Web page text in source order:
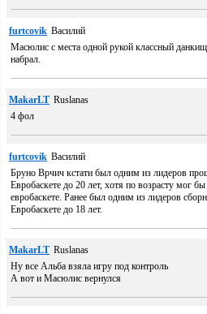
furtcovik Василий
Масюлис с места одной рукой классный
набрал.
MakarLT Ruslanas
4 фол
furtcovik Василий
Бруно Врчич кстати был одним из лидеров
Евробаскете до 20 лет, хотя по возрасту мог
евробаскете. Ранее был одним из лидеров
Евробаскете до 18 лет.
MakarLT Ruslanas
Ну все Альба взяла игру под контроль
А вот и Масюлис вернулся